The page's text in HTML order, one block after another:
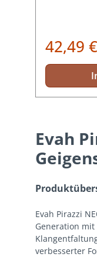
42,49
Evah
Evah Pirazzi
Generation
verbesserter